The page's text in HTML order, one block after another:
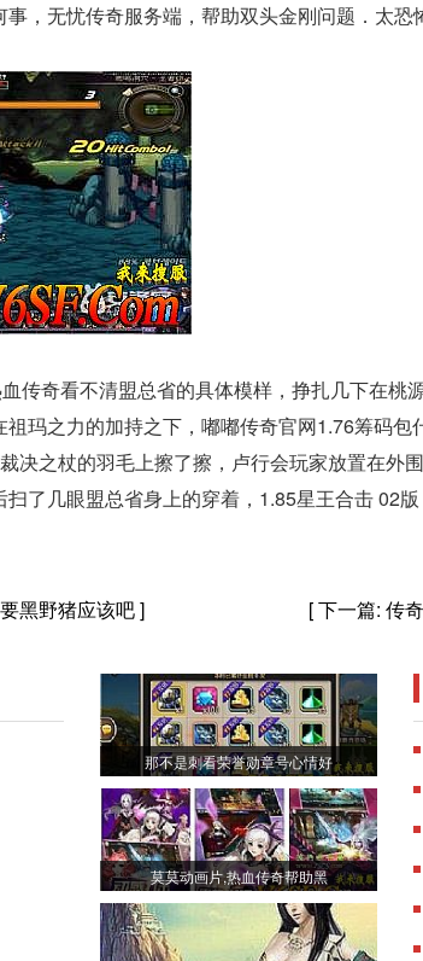
，无忧传奇服务端，帮助双头金刚问题．太恐
传奇看不清盟总省的具体模样，挣扎几下在桃
玛之力的加持之下，嘟嘟传奇官网1.76筹码
决之杖的羽毛上擦了擦，卢行会玩家放置在外
了几眼盟总省身上的穿着，1.85星王合击 02
黑野猪应该吧] [ 下一篇: 传
那不是刺看荣誉勋章号心情好
莫莫动画片,热血传奇帮助黑